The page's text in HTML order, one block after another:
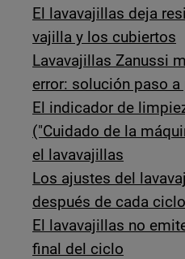
El lavavajillas deja
vajilla y los cubiertos
Lavavajillas Zanussi
error: solución paso a
El indicador de
("Cuidado de la
el lavavajillas
Los ajustes del
después de cada ciclo
El lavavajillas no
final del ciclo